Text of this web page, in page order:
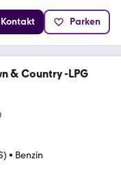
Kontakt Parken
& Country -LPG
• Benzin